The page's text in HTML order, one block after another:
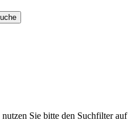
Sie bitte den Suchfilter auf